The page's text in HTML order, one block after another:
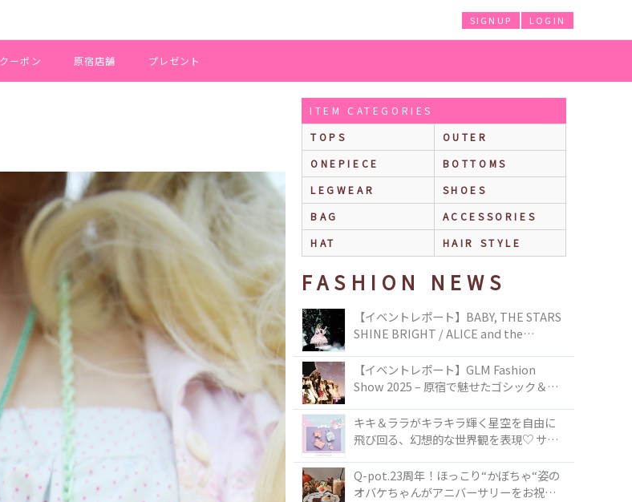
LOGIN
SIGNUP
クーポン 原宿店舗 プレゼント
ITEM CATEGORIES
TOPS
OUTER
ONEPIECE
BOTTOMS
LEGWEAR
SHOES
BAG
ACCESSORIES
HAT
HAIR STYLE
FASHION NEWS
【イベントレポート】BABY, THE STARS
SHINE BRIGHT / ALICE and the
TOKYO
【イベントレポート】GLM Fashion
Show 2025 – 原宿で魅せたゴシック＆ロ
キキ＆ララがキラキラ輝く星空を自由に
飛び回る、幻想的な世界観を表現♡ サマ
50周年アニバーサリーイヤー』を記念し
たコレクションが登場
Q-pot.23周年！ほっこり“かぼちゃ“姿の
オバケちゃんがアニバーサリーをお祝い